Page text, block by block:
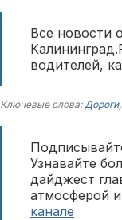
Все новости
водителей,
Ключевые слова:Дороги,
Узнавайте
дайджест
атмосферой
канале